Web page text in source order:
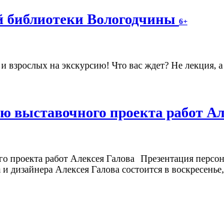
библиотеки Вологодчины 6+
на экскурсию! Что вас ждет? Не лекция, а
проекта работ
Презентация
Алексея Галова состоится в воскресенье,